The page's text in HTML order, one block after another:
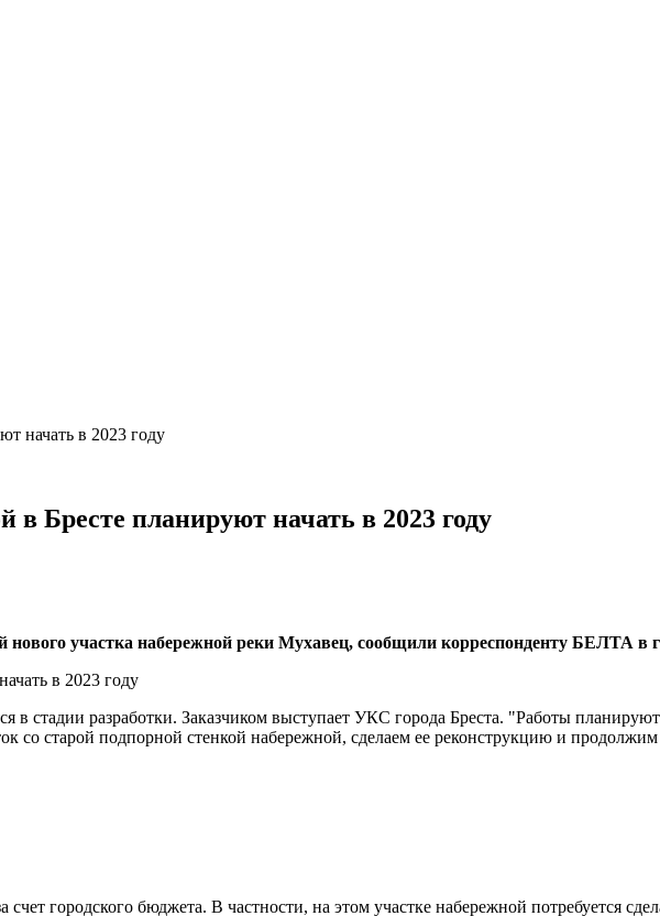
начать в 2023 году
в Бресте планируют начать в 2023 году
нового участка набережной реки Мухавец, сообщили корреспонденту БЕЛТА в
в стадии разработки. Заказчиком выступает УКС города Бреста. "Работы
со старой подпорной стенкой набережной, сделаем ее реконструкцию и
городского бюджета. В частности, на этом участке набережной потребуется